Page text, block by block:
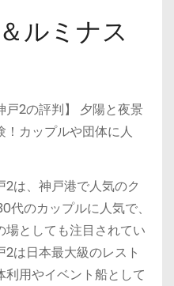
ルミナス
戸2の評判】 夕陽と夜景
！カップルや団体に人
は、神戸港で人気のク
のカップルに人気で、
としても注目されてい
は日本最大級のレスト
用やイベント船として